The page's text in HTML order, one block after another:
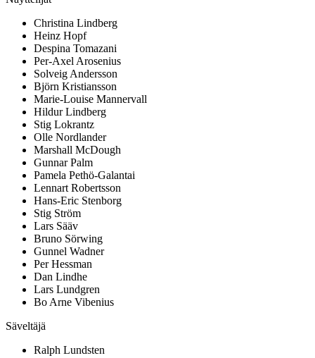
Christina Lindberg
Heinz Hopf
Despina Tomazani
Per-Axel Arosenius
Solveig Andersson
Björn Kristiansson
Marie-Louise Mannervall
Hildur Lindberg
Stig Lokrantz
Olle Nordlander
Marshall McDough
Gunnar Palm
Pamela Pethö-Galantai
Lennart Robertsson
Hans-Eric Stenborg
Stig Ström
Lars Sääv
Bruno Sörwing
Gunnel Wadner
Per Hessman
Dan Lindhe
Lars Lundgren
Bo Arne Vibenius
Säveltäjä
Ralph Lundsten